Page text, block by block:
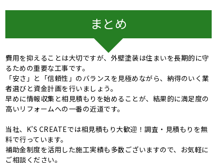
まとめ
費用を抑えることは大切ですが、外壁塗装は住まいを長期的に守
るための重要な工事です。
「安さ」と「信頼性」のバランスを見極めながら、納得のいく業
者選びと資金計画を行いましょう。
早めに情報収集と相見積もりを始めることが、結果的に満足度の
高いリフォームへの一番の近道です。
当社、K’S CREATEでは相見積もり大歓迎！調査・見積もりを無
料で行っています。
補助金制度を活用した施工実績も多数ございますので、お気軽に
ご相談ください。